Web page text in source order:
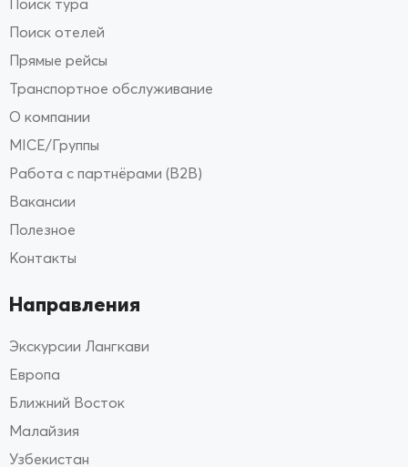
Поиск тура
Поиск отелей
Прямые рейсы
Транспортное обслуживание
О компании
MICE/Группы
Работа с партнёрами (B2B)
Вакансии
Полезное
Контакты
Направления
Экскурсии Лангкави
Европа
Ближний Восток
Малайзия
Узбекистан